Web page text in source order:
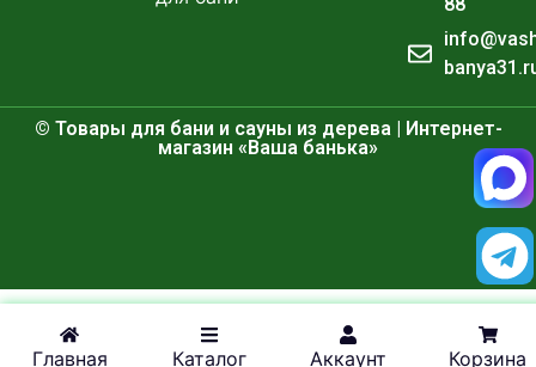
Главная Каталог Аккаунт Корзина
© Товары для бани и сауны из дерева | Интернет-
магазин «Ваша банька»